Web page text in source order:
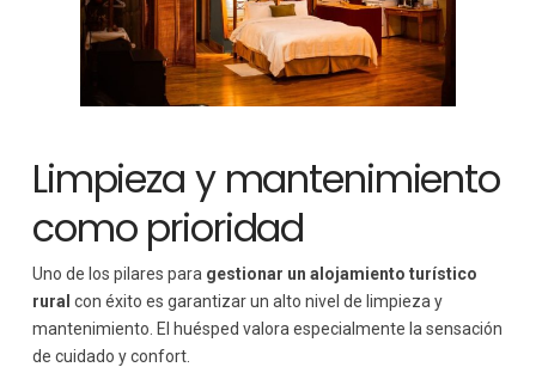
Limpieza y mantenimiento
como prioridad
Uno de los pilares para gestionar un alojamiento turístico
rural con éxito es garantizar un alto nivel de limpieza y
mantenimiento. El huésped valora especialmente la sensación
de cuidado y confort.